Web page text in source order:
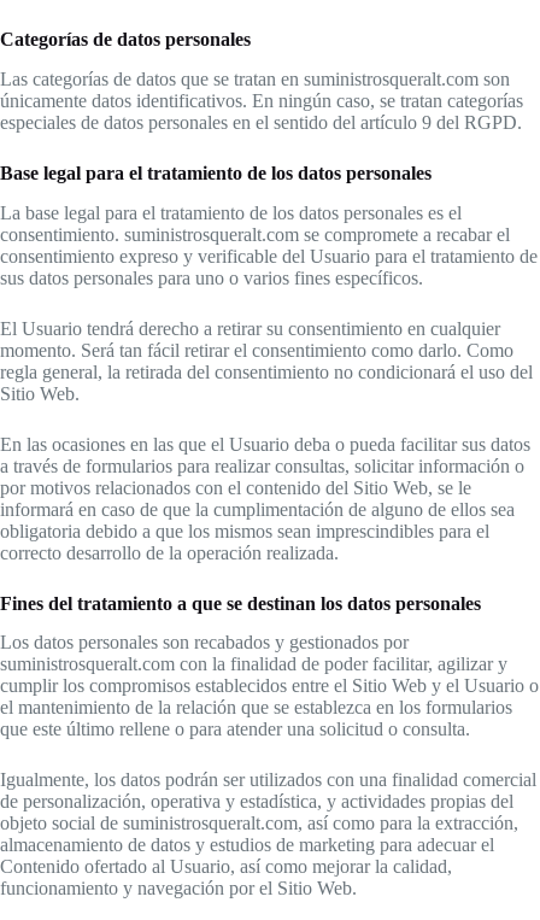
Categorías de datos personales
Las categorías de datos que se tratan en suministrosqueralt.com son
únicamente datos identificativos. En ningún caso, se tratan categorías
especiales de datos personales en el sentido del artículo 9 del RGPD.
Base legal para el tratamiento de los datos personales
La base legal para el tratamiento de los datos personales es el
consentimiento. suministrosqueralt.com se compromete a recabar el
consentimiento expreso y verificable del Usuario para el tratamiento de
sus datos personales para uno o varios fines específicos.
El Usuario tendrá derecho a retirar su consentimiento en cualquier
momento. Será tan fácil retirar el consentimiento como darlo. Como
regla general, la retirada del consentimiento no condicionará el uso del
Sitio Web.
En las ocasiones en las que el Usuario deba o pueda facilitar sus datos
a través de formularios para realizar consultas, solicitar información o
por motivos relacionados con el contenido del Sitio Web, se le
informará en caso de que la cumplimentación de alguno de ellos sea
obligatoria debido a que los mismos sean imprescindibles para el
correcto desarrollo de la operación realizada.
Fines del tratamiento a que se destinan los datos personales
Los datos personales son recabados y gestionados por
suministrosqueralt.com con la finalidad de poder facilitar, agilizar y
cumplir los compromisos establecidos entre el Sitio Web y el Usuario o
el mantenimiento de la relación que se establezca en los formularios
que este último rellene o para atender una solicitud o consulta.
Igualmente, los datos podrán ser utilizados con una finalidad comercial
de personalización, operativa y estadística, y actividades propias del
objeto social de suministrosqueralt.com, así como para la extracción,
almacenamiento de datos y estudios de marketing para adecuar el
Contenido ofertado al Usuario, así como mejorar la calidad,
funcionamiento y navegación por el Sitio Web.